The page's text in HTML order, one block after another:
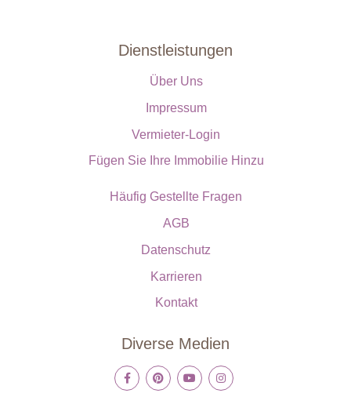
Dienstleistungen
Über Uns
Impressum
Vermieter-Login
Fügen Sie Ihre Immobilie Hinzu
Häufig Gestellte Fragen
AGB
Datenschutz
Karrieren
Kontakt
Diverse Medien